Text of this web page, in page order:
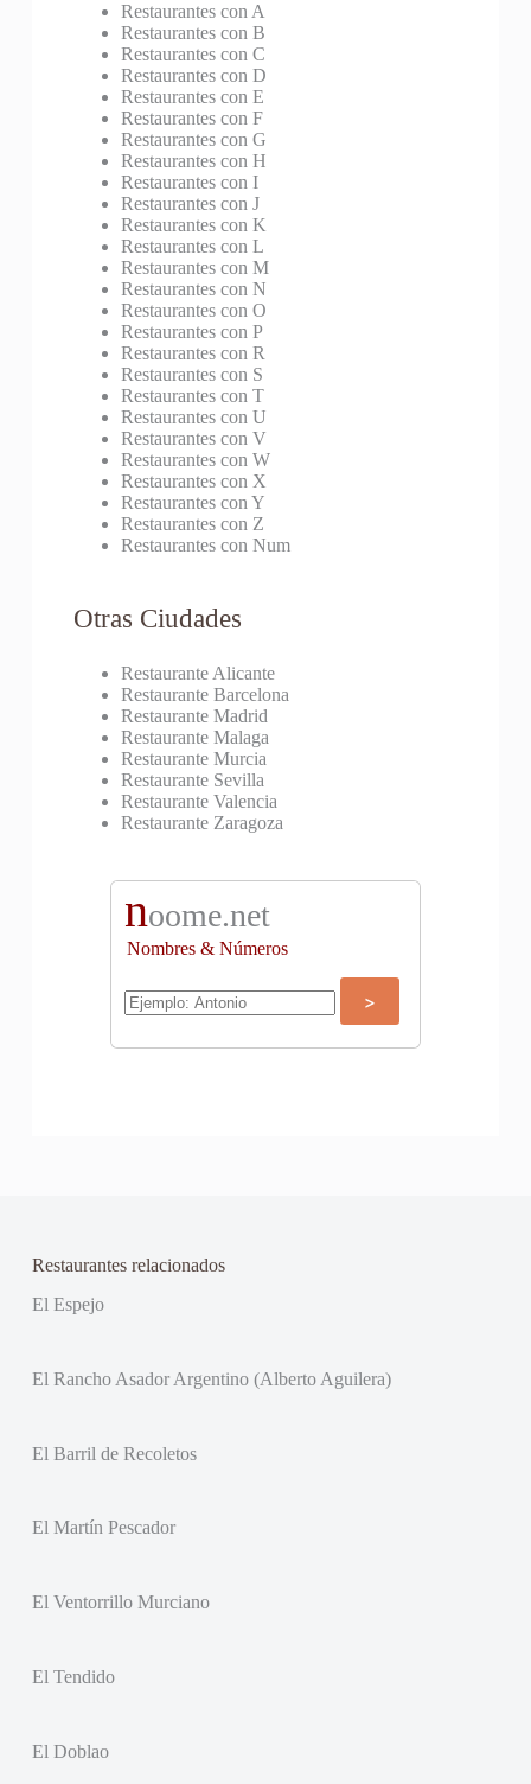
Restaurantes con A
Restaurantes con B
Restaurantes con C
Restaurantes con D
Restaurantes con E
Restaurantes con F
Restaurantes con G
Restaurantes con H
Restaurantes con I
Restaurantes con J
Restaurantes con K
Restaurantes con L
Restaurantes con M
Restaurantes con N
Restaurantes con O
Restaurantes con P
Restaurantes con R
Restaurantes con S
Restaurantes con T
Restaurantes con U
Restaurantes con V
Restaurantes con W
Restaurantes con X
Restaurantes con Y
Restaurantes con Z
Restaurantes con Num
Otras Ciudades
Restaurante Alicante
Restaurante Barcelona
Restaurante Madrid
Restaurante Malaga
Restaurante Murcia
Restaurante Sevilla
Restaurante Valencia
Restaurante Zaragoza
noome.net
Nombres & Números
Restaurantes relacionados
El Espejo
El Rancho Asador Argentino (Alberto Aguilera)
El Barril de Recoletos
El Martín Pescador
El Ventorrillo Murciano
El Tendido
El Doblao